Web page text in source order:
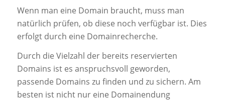
Wenn man eine Domain braucht, muss man
natürlich prüfen, ob diese noch verfügbar ist. Dies
erfolgt durch eine Domainrecherche.
Durch die Vielzahl der bereits reservierten
Domains ist es anspruchsvoll geworden,
passende Domains zu finden und zu sichern. Am
besten ist nicht nur eine Domainendung